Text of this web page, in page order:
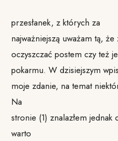
przesłanek, z których za
najważniejszą uważam tą,
oczyszczać postem czy też
pokarmu. W dzisiejszym
moje zdanie, na temat
Na
stronie (1)⁠ znalazłem jednak
warto